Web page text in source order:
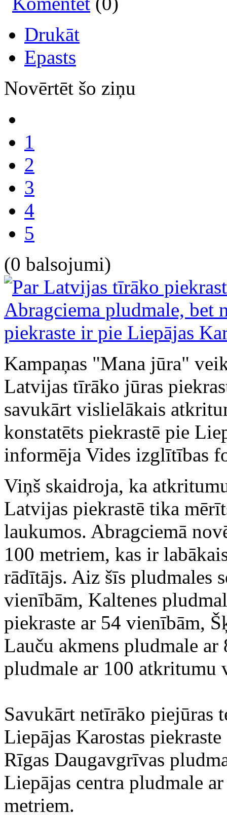
Drukāt
Epasts
Novērtēt šo ziņu
1
2
3
4
5
(0 balsojumi)
Kampaņas "Mana jūra"
Latvijas tīrāko jūras
savukārt vislielākais
konstatēts piekrastē pie
informēja Vides izglītības
Viņš skaidroja, ka
Latvijas piekrastē tika
laukumos. Abragciemā
100 metriem, kas ir
rādītājs. Aiz šīs pludmales
vienībām, Kaltenes
piekraste ar 54 vienībām,
Lauču akmens pludmale
pludmale ar 100 atkritumu
Savukārt netīrāko piejūras
Liepājas Karostas
Rīgas Daugavgrīvas
Liepājas centra pludmale
metriem.